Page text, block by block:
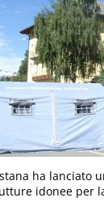
ha lanciato
idonee per